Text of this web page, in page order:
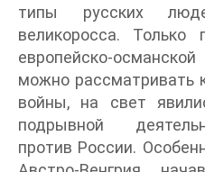
типы русских
великоросса. Только
европейско-
можно рассматривать
войны, на свет
подрывной
против России.